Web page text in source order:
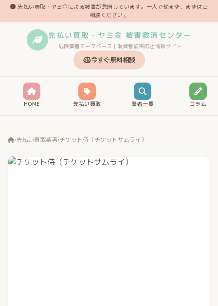
先払い買取・ヤミ金による被害が急増しています。一人で悩まず、まずはご
相談ください。
先払い買取・ヤミ金 被害救済センター
危険業者データベース｜消費者被害防止情報サイト
今すぐ無料相談
HOME 先払い買取 業者一覧 コラム
›先払い買取業者›チケット侍（チケットサムライ）